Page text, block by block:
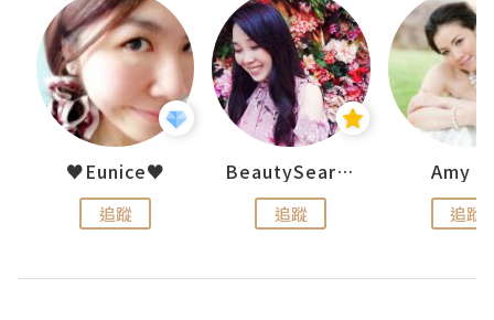
♥Eunice♥
追蹤
BeautySearch
追蹤
Amy
追蹤